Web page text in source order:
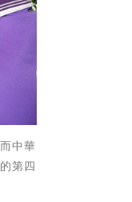
中華
第四